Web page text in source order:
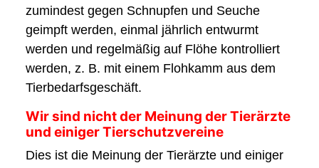
zumindest gegen Schnupfen und Seuche
geimpft werden, einmal jährlich entwurmt
werden und regelmäßig auf Flöhe kontrolliert
werden, z. B. mit einem Flohkamm aus dem
Tierbedarfsgeschäft.
Wir sind nicht der Meinung der Tierärzte
und einiger Tierschutzvereine
Dies ist die Meinung der Tierärzte und einiger